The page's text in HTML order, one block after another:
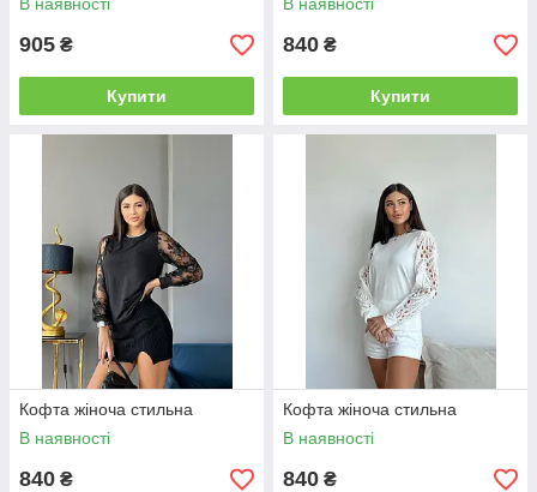
905 ₴
Купити
840 ₴
Купити
Кофта жіноча стильна
В наявності
840 ₴
Кофта жіноча стильна
В наявності
840 ₴